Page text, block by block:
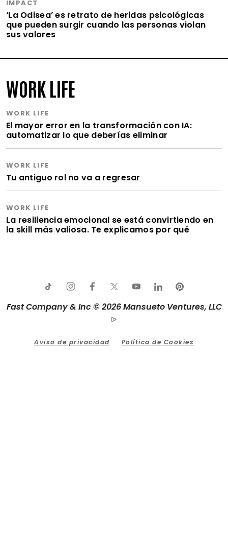
IMPACT
‘La Odisea’ es retrato de heridas psicológicas
que pueden surgir cuando las personas violan
sus valores
WORK LIFE
WORK LIFE
El mayor error en la transformación con IA:
automatizar lo que deberías eliminar
WORK LIFE
Tu antiguo rol no va a regresar
WORK LIFE
La resiliencia emocional se está convirtiendo en
la skill más valiosa. Te explicamos por qué
Fast Company & Inc © 2026 Mansueto Ventures, LLC
Aviso de privacidad Política de Cookies